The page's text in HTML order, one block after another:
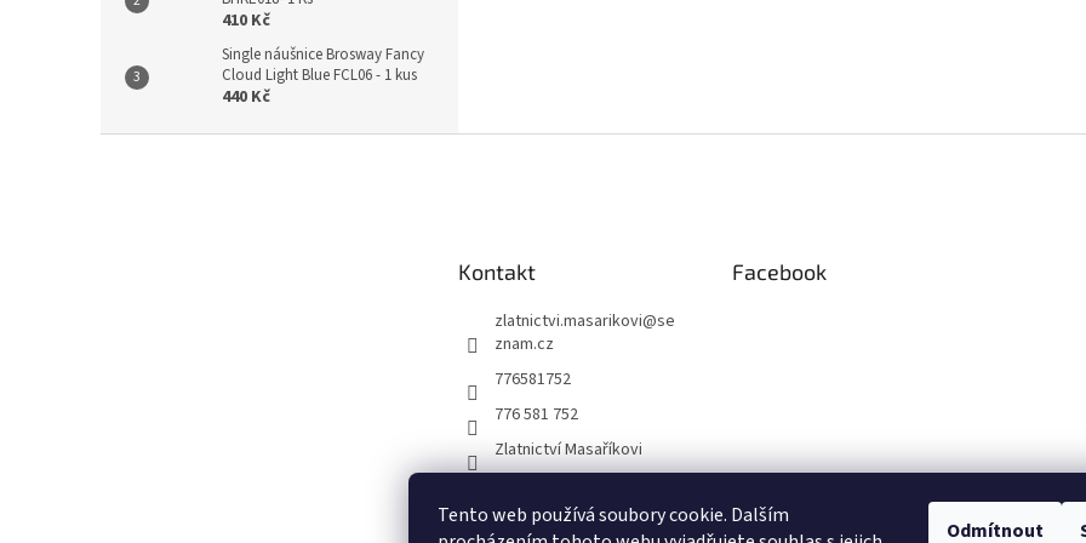
Tento web používá soubory cookie. Dalším
Odmítnout
410 Kč
Single náušnice Brosway Fancy
Cloud Light Blue FCL06 - 1 kus
440 Kč
Kontakt
zlatnictvi.masarikovi@se
znam.cz
776581752
776 581 752
Zlatnictví Masaříkovi
Facebook
Formuláře